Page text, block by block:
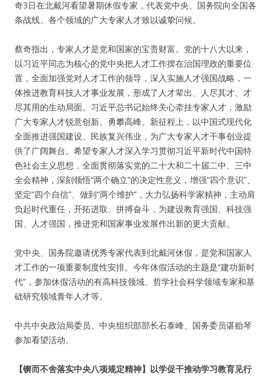
奇3日在北戴河看望暑期休假专家，代表党中央、国务院向全国各
条战线、各个领域的广大专家人才致以诚挚问候。
蔡奇指出，专家人才是党和国家的宝贵财富。党的十八大以来，
以习近平同志为核心的党中央把人才工作摆在治国理政的重要位
置，全面加强党对人才工作的领导，深入实施人才强国战略，一
体推进教育科技人才事业发展，形成了人才辈出、人尽其才、才
尽其用的生动局面。习近平总书记始终关心牵挂专家人才，激励
广大专家人才锐意创新、勇攀高峰。新征程上，以中国式现代化
全面推进强国建设、民族复兴伟业，为广大专家人才干事创业提
供了广阔舞台。希望专家人才深入学习贯彻习近平新时代中国特
色社会主义思想，全面贯彻落实党的二十大和二十届二中、三中
全会精神，深刻领悟“两个确立”的决定性意义，增强“四个意识”、
坚定“四个自信”、做到“两个维护”，大力弘扬科学家精神，主动肩
负起时代重任，开拓进取、拼搏奋斗，为建设教育强国、科技强
国、人才强国，推进党和国家事业发展作出新的更大贡献。
党中央、国务院邀请优秀专家代表到北戴河休假，是党和国家人
才工作的一项重要制度性安排。今年休假活动的主题是“建功新时
代”，参加休假活动的有高科技领域、哲学社会科学领域专家和基
础研究领域青年人才等。
中共中央政治局委员、中央组织部部长石泰峰、国务委员谌贻琴
参加看望活动。
【锲而不舍落实中央八项规定精神】以学促干推动学习教育见行